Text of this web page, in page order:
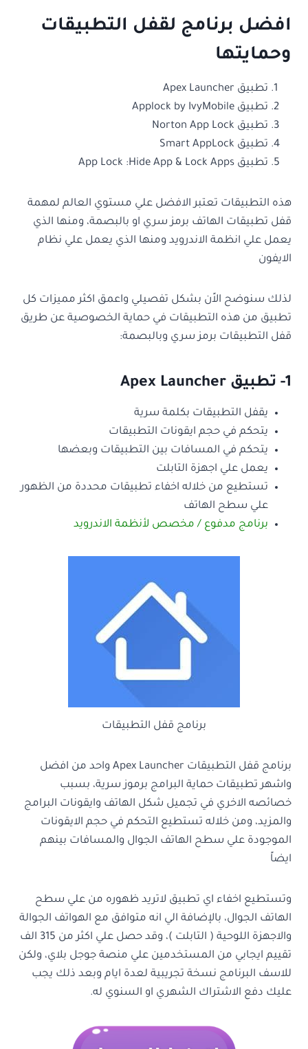
افضل برنامج لقفل التطبيقات
وحمايتها
تطبيق Apex Launcher
تطبيق Applock by IvyMobile
تطبيق Norton App Lock
تطبيق Smart AppLock
تطبيق App Lock :Hide App & Lock Apps
هذه التطبيقات تعتبر الافضل علي مستوي العالم لمهمة
قفل تطبيقات الهاتف برمز سري او بالبصمة، ومنها الذي
يعمل علي انظمة الاندرويد ومنها الذي يعمل علي نظام
الايفون
لذلك سنوضح الاًن بشكل تفصيلي واعمق اكثر مميزات كل
تطبيق من هذه التطبيقات في حماية الخصوصية عن طريق
قفل التطبيقات برمز سري وبالبصمة:
1- تطبيق Apex Launcher
يقفل التطبيقات بكلمة سرية
يتحكم في حجم ايقونات التطبيقات
يتحكم في المسافات بين التطبيقات وبعضها
يعمل علي اجهزة التابلت
تستطيع من خلاله اخفاء تطبيقات محددة من الظهور
علي سطح الهاتف
برنامج مدفوع / مخصص لأنظمة الاندرويد
برنامج قفل التطبيقات
برنامج قفل التطبيقات Apex Launcher واحد من افضل
واشهر تطبيقات حماية البرامج برموز سرية، بسبب
خصائصه الاخري في تجميل شكل الهاتف وايقونات البرامج
والمزيد، ومن خلاله تستطيع التحكم في حجم الايقونات
الموجودة علي سطح الهاتف الجوال والمسافات بينهم
ايضاً
وتستطيع اخفاء اي تطبيق لاتريد ظهوره من علي سطح
الهاتف الجوال، بالإضافة الي انه متوافق مع الهواتف الجوالة
والاجهزة اللوحية ( التابلت )، وقد حصل علي اكثر من 315 الف
تقييم ايجابي من المستخدمين علي منصة جوجل بلاي، ولكن
للاسف البرنامج نسخة تجريبية لعدة ايام وبعد ذلك يجب
عليك دفع الاشتراك الشهري او السنوي له.